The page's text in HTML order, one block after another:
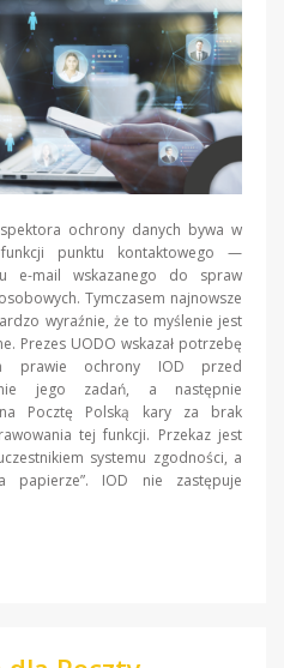
ochrony danych bywa w
punktu kontaktowego —
e-mail wskazanego do spraw
Tymczasem najnowsze
wyraźnie, że to myślenie jest
Prezes UODO wskazał potrzebę
prawie ochrony IOD przed
jego zadań, a następnie
Pocztę Polską kary za brak
tej funkcji. Przekaz jest
systemu zgodności, a
papierze”. IOD nie zastępuje